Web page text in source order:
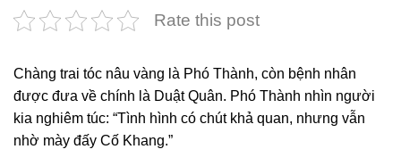
Rate this post
Chàng trai tóc nâu vàng là Phó Thành, còn bệnh nhân
được đưa về chính là Duật Quân. Phó Thành nhìn người
kia nghiêm túc: “Tình hình có chút khả quan, nhưng vẫn
nhờ mày đấy Cố Khang.”